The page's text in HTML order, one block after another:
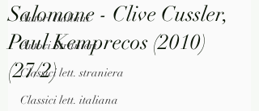
Autori Italiani
Autori Stranieri
Classici lett. straniera
Classici lett. italiana
Salomone - Clive Cussler,
Paul Kemprecos (2010)
(27/2)